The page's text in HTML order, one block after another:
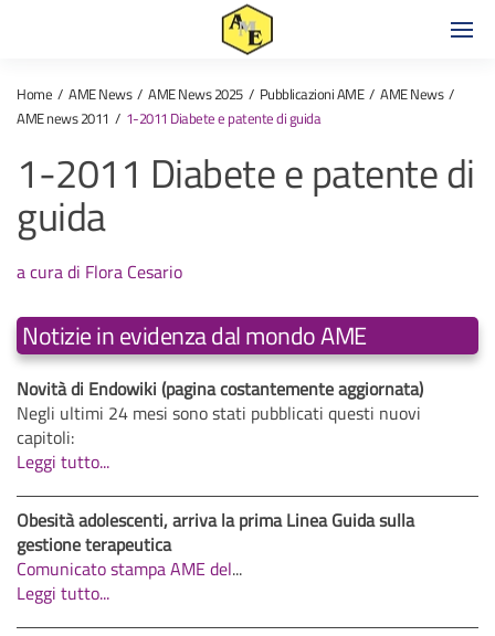
Home AME News AME News 2025 Pubblicazioni AME
AME News
AME news 2011
1-2011 Diabete e patente di guida
1-2011 Diabete e patente di
guida
a cura di Flora Cesario
Notizie in evidenza dal mondo AME
Novità di Endowiki (pagina costantemente aggiornata)
Negli ultimi 24 mesi sono stati pubblicati questi nuovi
capitoli:
Leggi tutto...
Obesità adolescenti, arriva la prima Linea Guida sulla
gestione terapeutica
Comunicato stampa AME del...
Leggi tutto...